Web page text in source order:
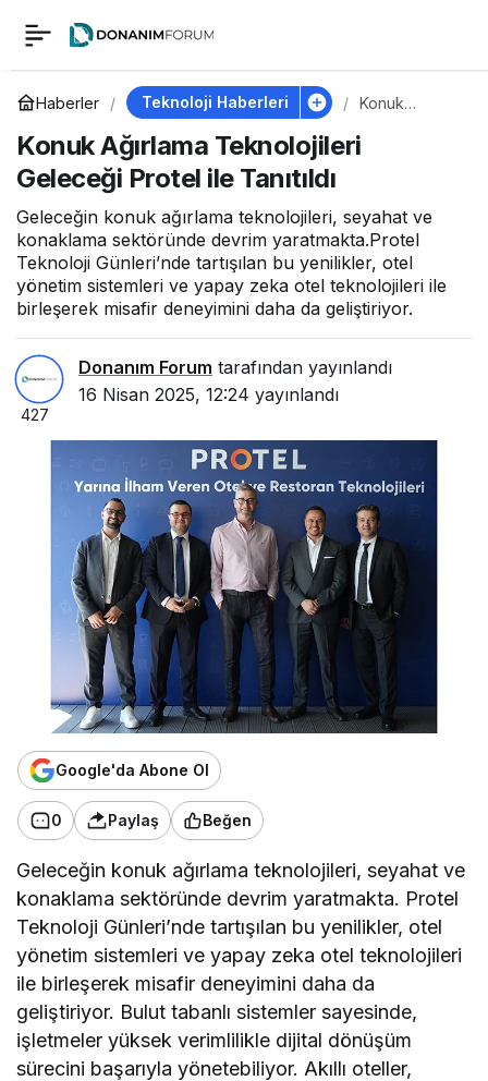
Haberler Teknoloji Haberleri
Konuk
Teknolojileri
Geleceği
Konuk Ağırlama Teknolojileri
Geleceği Protel ile Tanıtıldı
Geleceğin konuk ağırlama teknolojileri, seyahat ve
konaklama sektöründe devrim yaratmakta.Protel
Teknoloji Günleri’nde tartışılan bu yenilikler, otel
yönetim sistemleri ve yapay zeka otel teknolojileri ile
birleşerek misafir deneyimini daha da geliştiriyor.
Donanım Forum tarafından yayınlandı
16 Nisan 2025, 12:24 yayınlandı
427
Google'da Abone Ol
0 Paylaş Beğen
Geleceğin konuk ağırlama teknolojileri, seyahat ve
konaklama sektöründe devrim yaratmakta. Protel
Teknoloji Günleri’nde tartışılan bu yenilikler, otel
yönetim sistemleri ve yapay zeka otel teknolojileri
ile birleşerek misafir deneyimini daha da
geliştiriyor. Bulut tabanlı sistemler sayesinde,
işletmeler yüksek verimlilikle dijital dönüşüm
sürecini başarıyla yönetebiliyor. Akıllı oteller,
Konuk Ağırlama
Teknolojileri Geleceği
Protel ile Tanıtıldı